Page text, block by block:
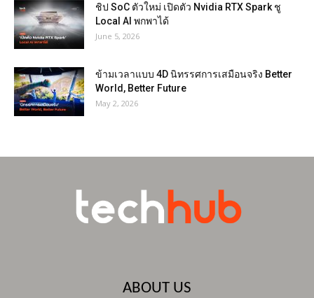
ชิป SoC ตัวใหม่ เปิดตัว Nvidia RTX Spark ชู
Local AI พกพาได้
June 5, 2026
ข้ามเวลาแบบ 4D นิทรรศการเสมือนจริง Better
World, Better Future
May 2, 2026
ABOUT US